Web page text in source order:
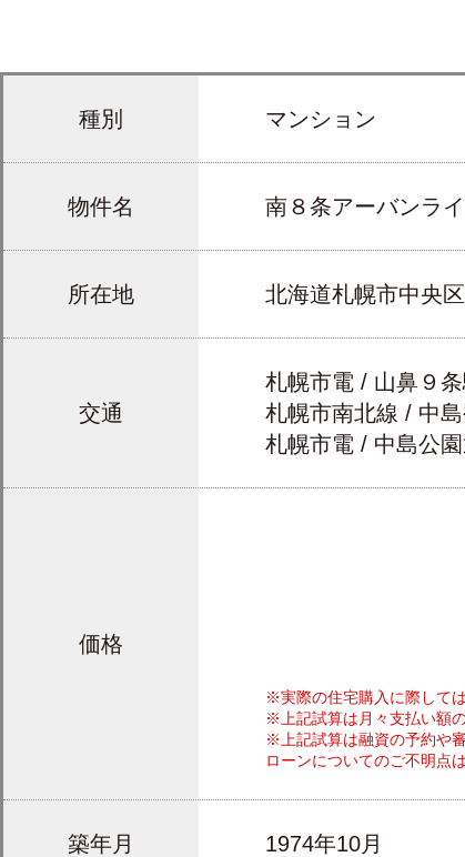
種別 マンション
物件名 南８条アーバンラ
所在地 北海道札幌市中央
交通
札幌市電 / 山鼻９
札幌市南北線 / 中
札幌市電 / 中島公
価格
※実際の住宅購入に際して
※上記試算は月々支払い額
※上記試算は融資の予約や
ローンについてのご不明点
築年月 1974年10月